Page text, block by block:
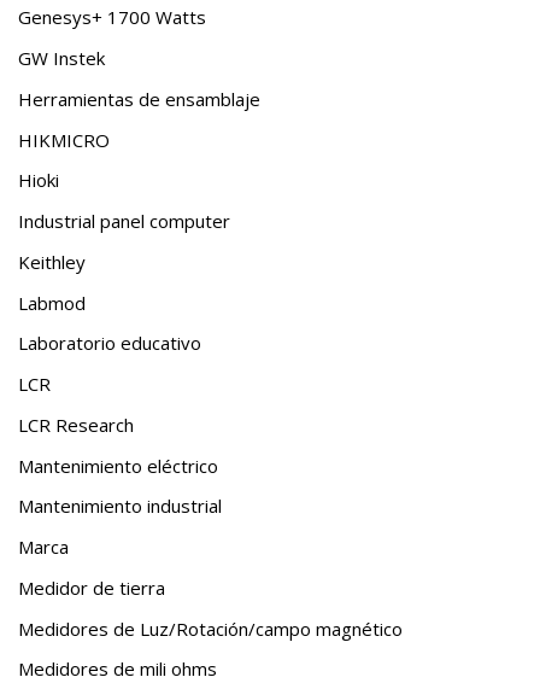
Genesys+ 1700 Watts
GW Instek
Herramientas de ensamblaje
HIKMICRO
Hioki
Industrial panel computer
Keithley
Labmod
Laboratorio educativo
LCR
LCR Research
Mantenimiento eléctrico
Mantenimiento industrial
Marca
Medidor de tierra
Medidores de Luz/Rotación/campo magnético
Medidores de mili ohms